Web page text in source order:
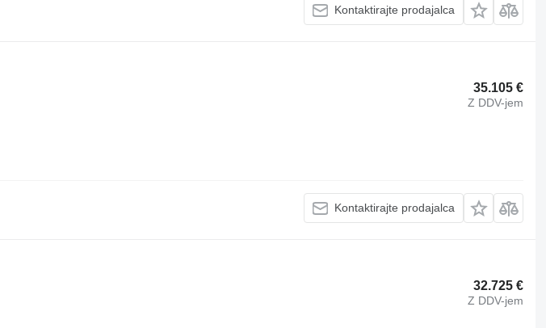
Kontaktirajte prodajalca
35.105 €
Z DDV-jem
Kontaktirajte prodajalca
32.725 €
Z DDV-jem